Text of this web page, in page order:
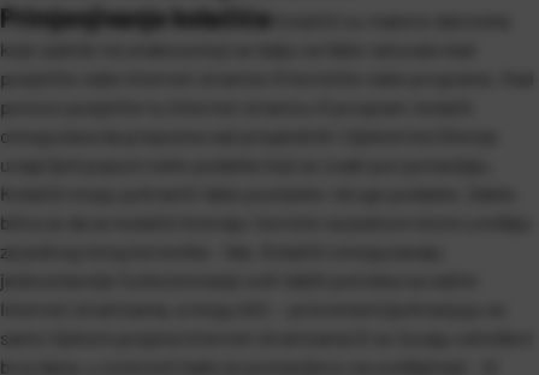
Primjenjivanje kolačića
koje sadrže niz znakova koji se šalju na Vaše računalo kad
posjetite naše Internet stranice ili koristite naše programe. Kad
ponovo posjetite tu Internet stranicu ili program, kolačić
omogućava da prepozna vaš preglednik i tijekom korištenja
unaprijed popuni neke podatke koji se svaki put ponavljaju.
Kolačići mogu pohraniti Vaše postavke i druge podatke. Dakle,
bitno je da se kolačići kreiraju i koriste na jednom istom uređaju
za jednog istog korisnika – Vas. Kolačići omogućavaju
jednostavnije funkcioniranje svih Vaših potreba na našim
samo tijekom posjeta Internet stranicama ili se čuvaju određeni
broj dana, u ovisnosti kako je postavljeno na uređajima); – ili